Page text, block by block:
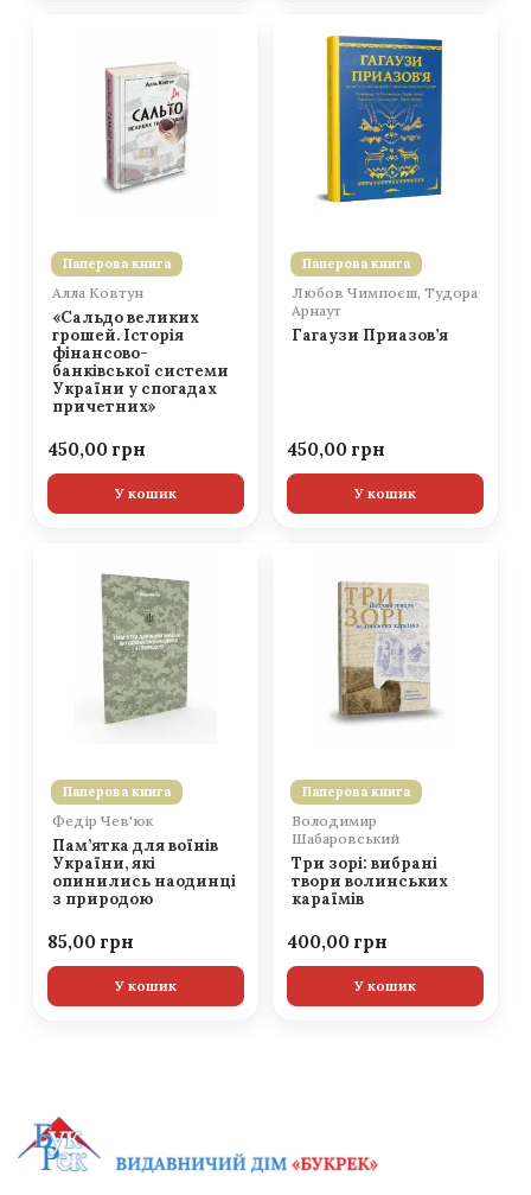
Паперова книга
Алла Ковтун
«Сальдо великих
грошей. Історія
фінансово-
банківської системи
України у спогадах
причетних»
450,00
У кошик
Паперова книга
Любов Чимпоєш, Тудора
Арнаут
Гагаузи Приазов’я
450,00
У кошик
Паперова книга
Федір Чев'юк
Пам’ятка для воїнів
України, які
опинились наодинці
з природою
85,00
У кошик
Паперова книга
Володимир
Шабаровський
Три зорі: вибрані
твори волинських
караїмів
400,00
У кошик